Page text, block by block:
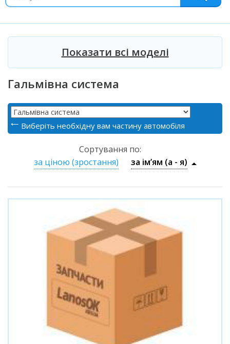
Показати всі моделі
Гальмівна система
Виберіть необхідну вам частину автомобіля
Сортування по:
за ціною (зростання)
за ім’ям (a - я)